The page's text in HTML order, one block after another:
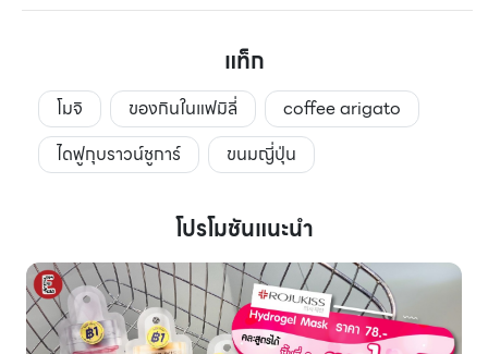
แท็ก
โมจิ ของกินในแฟมิลี่
coffee arigato
ไดฟูกุบราวน์ชูการ์
ขนมญี่ปุ่น
โปรโมชันแนะนำ